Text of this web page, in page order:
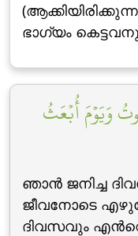
ഭാഗ്യം
وَيَوۡمَ أُبۡعَثُ
ഞാന്‍ ജനിച്ച
ജീവനോടെ
ദിവസവും എന്‍റെ